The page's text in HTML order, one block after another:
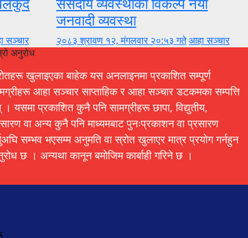
सञ्चार
जनवादी व्यवस्था
२०८३ श्रावण १२, मंगलवार २०:५३ गतेआहा सञ्चार
अनुरोध
खुलाइएका बाहेक यस अनलाइनमा प्रकाशित सम्पूर्ण
आहा सञ्चार साप्ताहिक र आहा सञ्चार डटकमका सम्पत्ति
। यसमा प्रकाशित कुनै पनि सामग्रीहरू छापा, विद्युतीय,
वा अन्य कुनै पनि माध्यमबाट पुनःप्रकाशन वा प्रसारण
सम्भव भएसम्म अनुमति वा स्रोत खुलाएर मात्र प्रयोग गर्नहुन
छ । अन्यथा कानून बमोजिम कार्बाही गरिने छ ।